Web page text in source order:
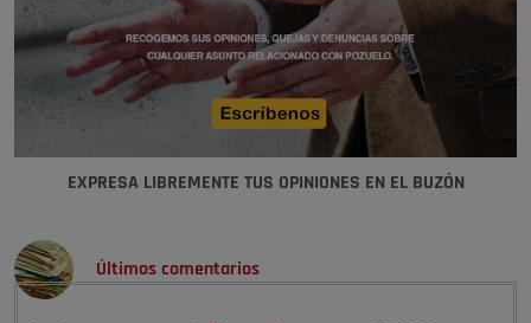
EXPRESA LIBREMENTE TUS OPINIONES EN EL BUZÓN
Últimos comentarios